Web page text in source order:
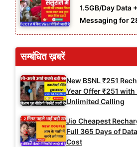
1.5GB/Day Data
Messaging for
सम्बंधित ख़बरें
New BSNL ₹251
Year Offer ₹251 with
Unlimited Calling
Jio Cheapest
Full 365 Days of
Cost